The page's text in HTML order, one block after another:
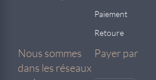
Paiement
Retoure
Nous sommes
dans les réseaux
Payer par